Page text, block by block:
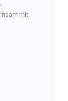
mit